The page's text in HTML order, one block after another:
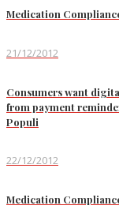
Medication
21/12/2012
Consumers want
from payment
Populi
22/12/2012
Medication